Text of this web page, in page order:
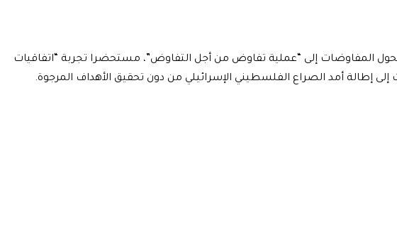
المفاوضات إلى “عملية تفاوض من أجل التفاوض”، مستحضرا تجربة “اتفاقيات
إلى إطالة أمد الصراع الفلسطيني الإسرائيلي من دون تحقيق الأهداف المرجوة.